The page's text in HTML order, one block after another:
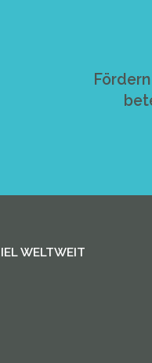
WELTWEIT